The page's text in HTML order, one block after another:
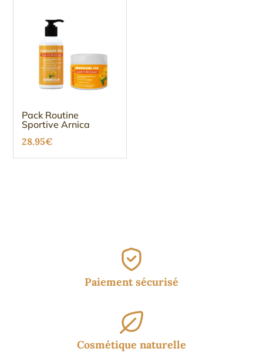
Pack Routine
Sportive Arnica
28.95€
Paiement sécurisé
Cosmétique naturelle